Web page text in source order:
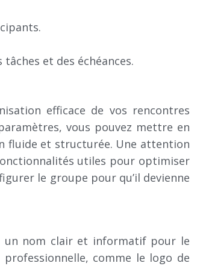
et des échéances.
efficace de vos rencontres
vous pouvez mettre en
fluide et structurée. Une attention
utiles pour optimiser
le groupe pour qu’il devienne
un nom clair et informatif pour le
comme le logo de